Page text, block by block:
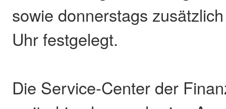
sowie donnerstags
Uhr festgelegt.
Die Service-Center der